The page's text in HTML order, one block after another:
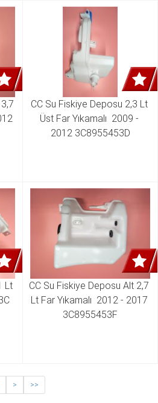
CC Su Fiskiye Deposu 2,3 Lt
Üst Far Yıkamalı  2009 -
2012 3C8955453D
Lt
CC Su Fiskiye Deposu Alt 2,7
Lt Far Yıkamalı  2012 - 2017
3C8955453F
> >>